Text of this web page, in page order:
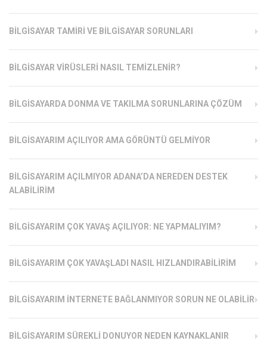
BILGISAYAR TAMIRI VE BILGISAYAR SORUNLARI
BILGISAYAR VIRÜSLERI NASIL TEMIZLENIR?
BILGISAYARDA DONMA VE TAKILMA SORUNLARINA ÇÖZÜM
BILGISAYARIM AÇILIYOR AMA GÖRÜNTÜ GELMIYOR
BILGISAYARIM AÇILMIYOR ADANA’DA NEREDEN DESTEK
ALABILIRIM
BILGISAYARIM ÇOK YAVAŞ AÇILIYOR: NE YAPMALIYIM?
BILGISAYARIM ÇOK YAVAŞLADI NASIL HIZLANDIRABILIRIM
BILGISAYARIM İNTERNETE BAĞLANMIYOR SORUN NE OLABILIR
BILGISAYARIM SÜREKLI DONUYOR NEDEN KAYNAKLANIR